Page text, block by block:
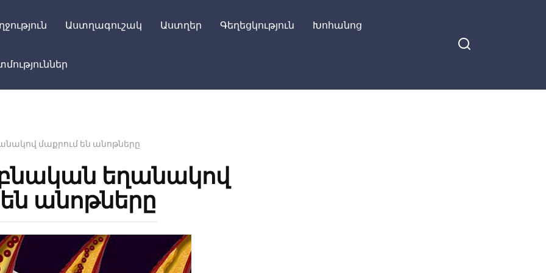
Աստղագուշակ Աստղեր Գեղեցկություն Խոհանոց
մաքրում են անոթները
բնական եղանակով
անոթները